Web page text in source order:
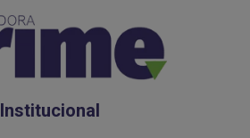
Institucional